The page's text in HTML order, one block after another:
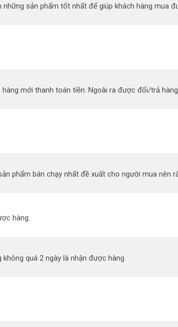
sản phẩm tốt nhất để giúp khách hàng mua
mới thanh toán tiền. Ngoài ra được đổi/trả
phẩm bán chạy nhất đề xuất cho người mua nên
hàng.
quá 2 ngày là nhận được hàng